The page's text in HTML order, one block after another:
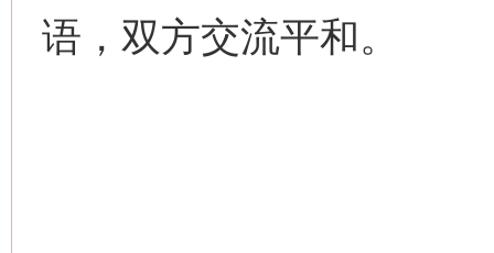
语，双方交流平和。